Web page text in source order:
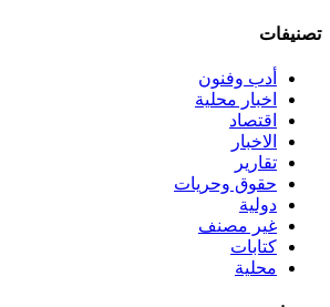
تصنيفات
أدب وفنون
اخبار محلية
اقتصاد
الاخبار
تقارير
حقوق وحريات
دولية
غير مصنف
كتابات
محلية